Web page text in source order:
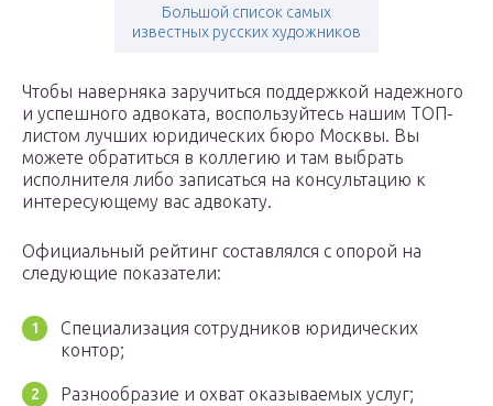
Большой список самых
известных русских художников
Чтобы наверняка заручиться поддержкой надежного
и успешного адвоката, воспользуйтесь нашим ТОП-
листом лучших юридических бюро Москвы. Вы
можете обратиться в коллегию и там выбрать
исполнителя либо записаться на консультацию к
интересующему вас адвокату.
Официальный рейтинг составлялся с опорой на
следующие показатели:
Специализация сотрудников юридических
контор;
Разнообразие и охват оказываемых услуг;